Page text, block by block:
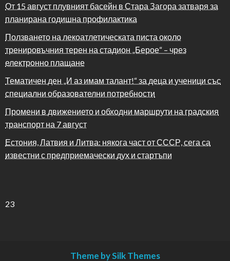
От 15 август плувният басейн в Стара Загора затваря за
планирана годишна профилактика
Ползването на лекоатлетическата писта около
тренировъчния терен на стадион „Берое“ – чрез
електронно плащане
Тематичен ден „И аз имам талант!“ за деца и ученици със
специални образователни потребности
Промени в движението и обходни маршрути на градския
транспорт на 7 август
Естония, Латвия и Литва: някога част от СССР, сега са
известни с предприемачески дух и стартъпи
23
Theme by Silk Themes